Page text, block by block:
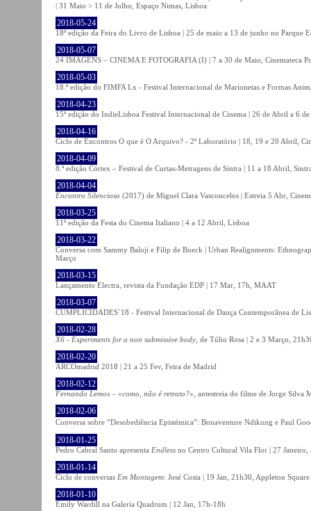
| 31 Maio > 11 de Julho, Espaço Nimas, Lisboa
2018-05-24
18ª edição da Feira do Livro de Lisboa | 25 de maio a 13 de junho no Parque
2018-05-07
24 IMAGENS – CINEMA E FOTOGRAFIA (I) | 7 a 30 de Maio, Cinemateca
2018-05-03
18.ª edição do FIMFA Lx - Festival Internacional de Marionetas e Formas
2018-04-23
15ª edição do IndieLisboa Festival Internacional de Cinema | 26 de Abril a 6
2018-04-16
Ciclo de Encontros O que é O Arquivo? - 2º Laboratório | 18, 19 e 20 Abril,
2018-04-09
8.ª edição Córtex – Festival de Curtas-Metragens de Sintra | 11 a 18 Abril,
2018-04-04
Encontro Silencioso (2017) de Miguel Clara Vasconcelos | Estreia 5 Abr,
2018-03-25
11ª edição da Festa do Cinema Italiano | 4 a 12 Abril, Lisboa
2018-03-22
Conversa com Sammy Baloji e Filip de Boeck | Urban Realignments:
Março
2018-03-15
Lançamento Electra, revista da Fundação EDP | 17 Mar, 17h, MAAT
2018-03-07
CUMPLICIDADES´18 - Festival Internacional de Dança Contemporânea de
2018-02-28
X6 - Experiments for a non submissive body , de Túlio Rosa | 2 e 3 Março,
2018-02-20
ARCOmadrid 2018 | 21 a 25 Fev, Feira de Madrid
2018-02-12
Fernando Lemos – «como, não é retrato?» , antestreia do filme de Jorge Silva
2018-02-06
Conversa sobre “Desobediência Epistémica”: Bonaventure Ndikung e Paul
2018-01-25
Pedro Cabral Santo apresenta Endless no Centro Cultural Vila Flor | 27 Janeiro,
2018-01-14
Ciclo de conversas Em Montagem: José Costa | 19 Jan, 21h30, Appleton Square
2018-01-10
Emily Wardill na Galeria Quadrum | 12 Jan, 17h-18h